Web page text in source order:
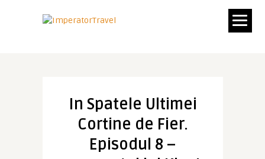
In Spatele Ultimei
Cortine de Fier.
Episodul 8 –